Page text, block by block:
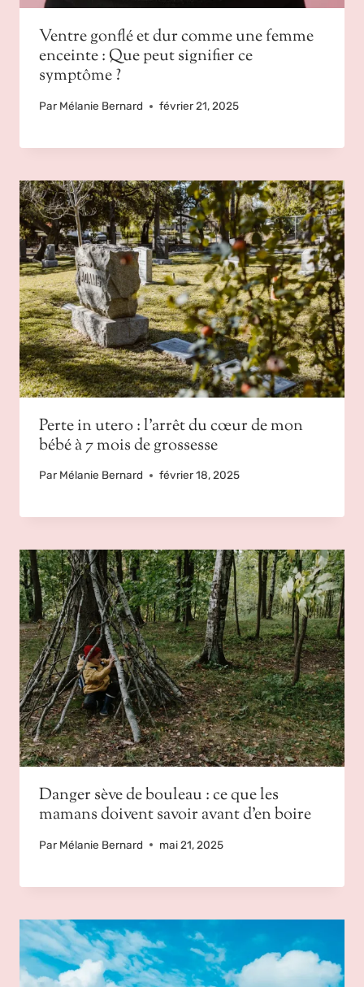
Ventre gonflé et dur comme une femme
enceinte : Que peut signifier ce
symptôme ?
Par Mélanie Bernard février 21, 2025
Perte in utero : l’arrêt du cœur de mon
bébé à 7 mois de grossesse
Par Mélanie Bernard février 18, 2025
Danger sève de bouleau : ce que les
mamans doivent savoir avant d’en boire
Par Mélanie Bernard mai 21, 2025